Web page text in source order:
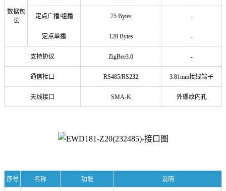
数据包
长
定点广播/组播 75 Bytes -
定点单播 128 Bytes -
支持协议 ZigBee3.0 -
通信接口 RS485/RS232 3.81mm接线端子
天线接口 SMA-K 外螺纹内孔
序号 名称 功能 说明